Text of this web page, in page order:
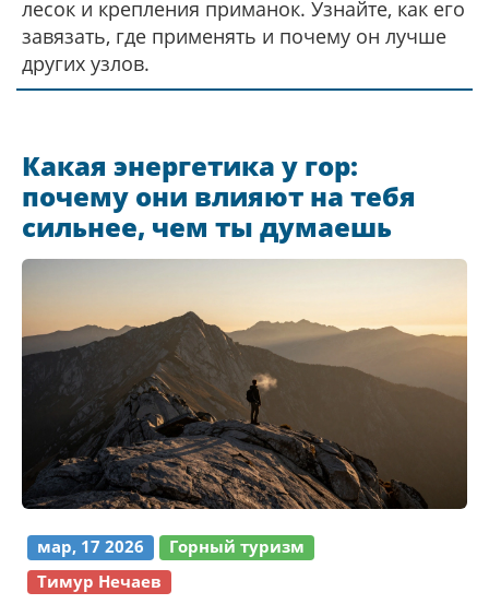
лесок и крепления приманок. Узнайте, как его
завязать, где применять и почему он лучше
других узлов.
Какая энергетика у гор:
почему они влияют на тебя
сильнее, чем ты думаешь
мар, 17 2026
Горный туризм
Тимур Нечаев